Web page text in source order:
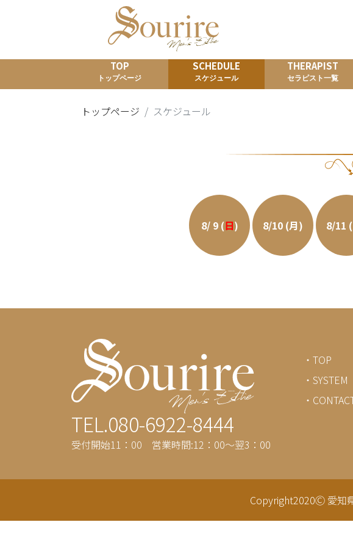
TOP
トップページ
SCHEDULE
スケジュール
THERAPIST
セラピスト一覧
トップページ スケジュール
8/ 9 (日) 8/10 (月) 8/11
TEL.080-6922-8444
受付開始11：00 営業時間:12：00～翌3：00
・TOP
・SYSTEM
・
Copyright2020Ⓒ 愛知